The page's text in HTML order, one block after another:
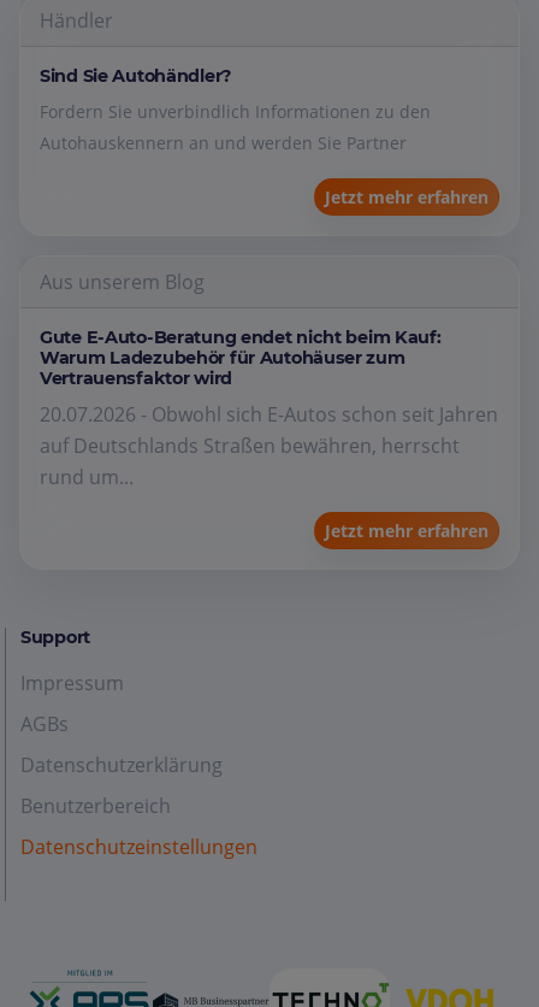
Händler
Sind Sie Autohändler?
Fordern Sie unverbindlich Informationen zu den
Autohauskennern an und werden Sie Partner
Jetzt mehr erfahren
Aus unserem Blog
Gute E-Auto-Beratung endet nicht beim Kauf:
Warum Ladezubehör für Autohäuser zum
Vertrauensfaktor wird
20.07.2026 - Obwohl sich E-Autos schon seit Jahren
auf Deutschlands Straßen bewähren, herrscht
rund um...
Jetzt mehr erfahren
Support
Impressum
AGBs
Datenschutzerklärung
Benutzerbereich
Datenschutzeinstellungen